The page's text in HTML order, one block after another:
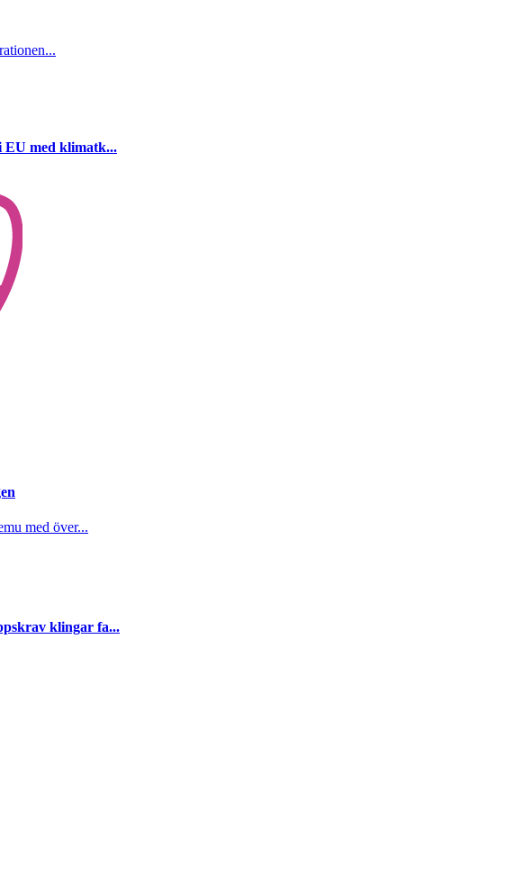
EU med klimatk...
med över...
klingar fa...